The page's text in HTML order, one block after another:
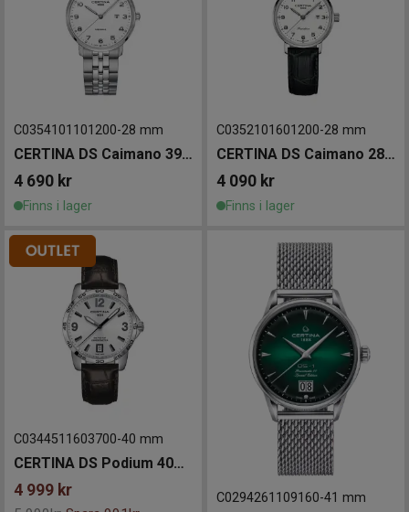
C0354101101200-28 mm
CERTINA DS Caimano 39mm
4 690 kr
Finns i lager
C0352101601200-28 mm
CERTINA DS Caimano 28mm
4 090 kr
Finns i lager
C0344511603700-40 mm
CERTINA DS Podium 40mm
4 999 kr C0294261109160-41 mm